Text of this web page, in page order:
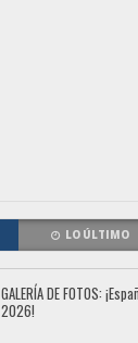
LO ÚLTIMO
GALERÍA DE FOTOS:
2026!